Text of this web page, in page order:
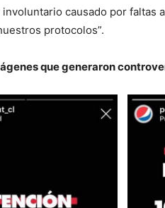
causado por faltas
protocolos”.
que generaron